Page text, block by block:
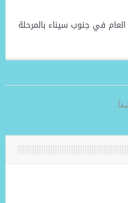
في جنوب سيناء بالمرحلة